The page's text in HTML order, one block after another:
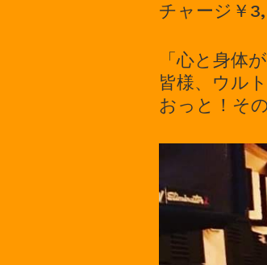
チャージ￥
「心と身体
皆様、ウル
おっと！そ